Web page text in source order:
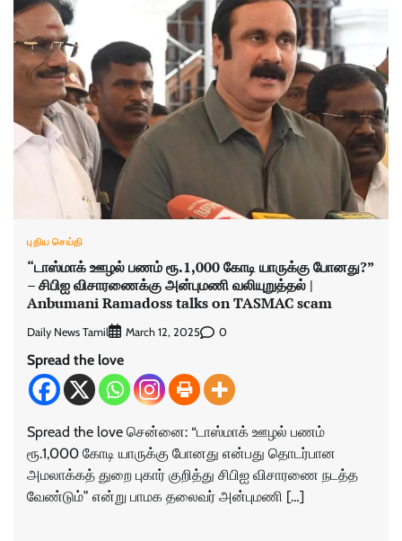
புதிய செய்தி
“டாஸ்மாக் ஊழல் பணம் ரூ.1,000 கோடி யாருக்கு போனது?”
– சிபிஐ விசாரணைக்கு அன்புமணி வலியுறுத்தல் |
Anbumani Ramadoss talks on TASMAC scam
Daily News Tamil March 12, 2025 0
Spread the love
Spread the love சென்னை: “டாஸ்மாக் ஊழல் பணம்
ரூ.1,000 கோடி யாருக்கு போனது என்பது தொடர்பான
அமலாக்கத் துறை புகார் குறித்து சிபிஐ விசாரணை நடத்த
வேண்டும்” என்று பாமக தலைவர் அன்புமணி […]